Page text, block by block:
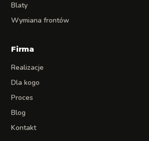
Blaty
Wymiana frontów
Firma
Realizacje
Dla kogo
Proces
Blog
Kontakt